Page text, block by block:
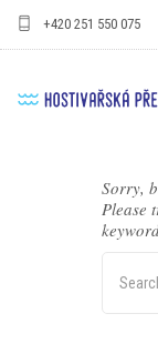
+420 251 550 075
Sorry,
Please